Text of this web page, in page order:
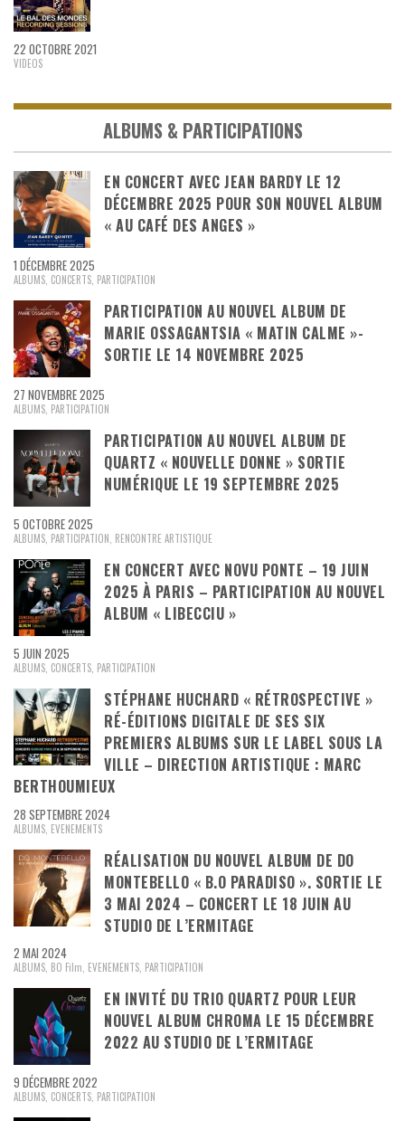
22 OCTOBRE 2021
VIDEOS
ALBUMS & PARTICIPATIONS
EN CONCERT AVEC JEAN BARDY LE 12
DÉCEMBRE 2025 POUR SON NOUVEL ALBUM
« AU CAFÉ DES ANGES »
1 DÉCEMBRE 2025
ALBUMS CONCERTS PARTICIPATION
PARTICIPATION AU NOUVEL ALBUM DE
MARIE OSSAGANTSIA « MATIN CALME »-
SORTIE LE 14 NOVEMBRE 2025
27 NOVEMBRE 2025
ALBUMS PARTICIPATION
PARTICIPATION AU NOUVEL ALBUM DE
QUARTZ « NOUVELLE DONNE » SORTIE
NUMÉRIQUE LE 19 SEPTEMBRE 2025
5 OCTOBRE 2025
ALBUMS PARTICIPATION RENCONTRE ARTISTIQUE
EN CONCERT AVEC NOVU PONTE – 19 JUIN
2025 À PARIS – PARTICIPATION AU NOUVEL
ALBUM « LIBECCIU »
5 JUIN 2025
ALBUMS CONCERTS PARTICIPATION
STÉPHANE HUCHARD « RÉTROSPECTIVE »
RÉ-ÉDITIONS DIGITALE DE SES SIX
PREMIERS ALBUMS SUR LE LABEL SOUS LA
VILLE – DIRECTION ARTISTIQUE : MARC
BERTHOUMIEUX
28 SEPTEMBRE 2024
ALBUMS EVENEMENTS
RÉALISATION DU NOUVEL ALBUM DE DO
MONTEBELLO « B.O PARADISO ». SORTIE LE
3 MAI 2024 – CONCERT LE 18 JUIN AU
STUDIO DE L’ERMITAGE
2 MAI 2024
ALBUMS, BO Film, EVENEMENTS, PARTICIPATION
EN INVITÉ DU TRIO QUARTZ POUR LEUR
NOUVEL ALBUM CHROMA LE 15 DÉCEMBRE
2022 AU STUDIO DE L’ERMITAGE
9 DÉCEMBRE 2022
ALBUMS, CONCERTS, PARTICIPATION